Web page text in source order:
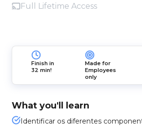
Full Lifetime Access
Finish in
32 min!
Made for
Employees
only
What you'll learn
Identificar os diferentes